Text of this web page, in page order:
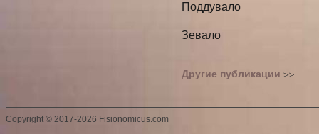
Поддувало
Зевало
Другие публикации
Copyright © 2017-2026 Fisionomicus.com